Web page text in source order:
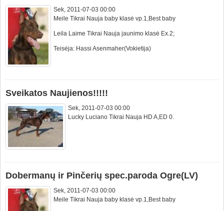
Sek, 2011-07-03 00:00
Meile Tikrai Nauja baby klasė vp.1,Best baby
Leila Laime Tikrai Nauja jaunimo klasė Ex.2;
Teisėja: Hassi Asenmaher(Vokietija)
Sveikatos Naujienos!!!!!
Sek, 2011-07-03 00:00
Lucky Luciano Tikrai Nauja HD A,ED 0.
Dobermanų ir Pinčerių spec.paroda Ogre(LV)
Sek, 2011-07-03 00:00
Meile Tikrai Nauja baby klasė vp.1,Best baby